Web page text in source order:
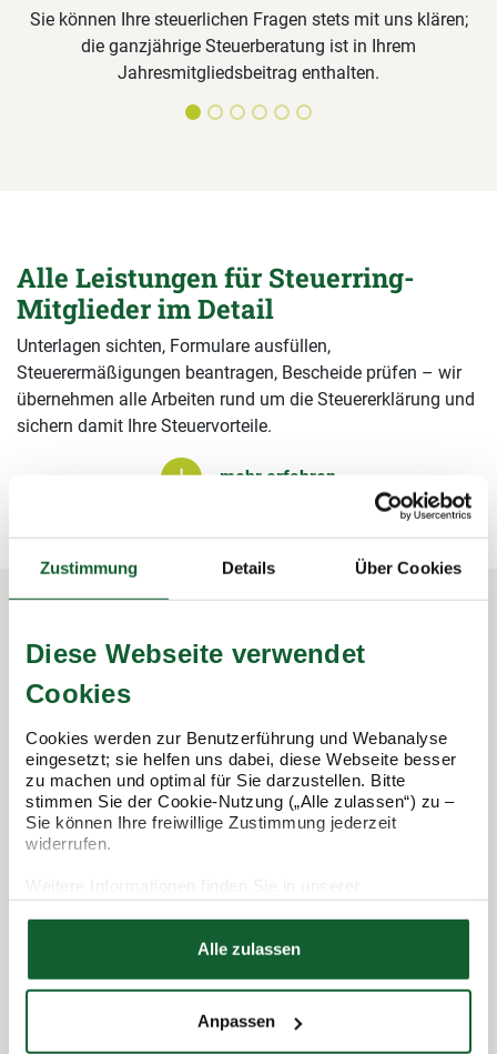
Zustimmung Details Über Cookies
Diese Webseite verwendet
Cookies
Cookies werden zur Benutzerführung und Webanalyse
eingesetzt; sie helfen uns dabei, diese Webseite besser
zu machen und optimal für Sie darzustellen. Bitte
stimmen Sie der Cookie-Nutzung („Alle zulassen“) zu –
Sie können Ihre freiwillige Zustimmung jederzeit
widerrufen.
Datenschutzerklärung
Hier finden Sie unser
Alle zulassen
Anpassen
Sie können Ihre steuerlichen Fragen stets mit uns klären;
die ganzjährige Steuerberatung ist in Ihrem
Jahresmitgliedsbeitrag enthalten.
Alle Leistungen für Steuerring-
Mitglieder im Detail
Unterlagen sichten, Formulare ausfüllen,
Steuerermäßigungen beantragen, Bescheide prüfen – wir
übernehmen alle Arbeiten rund um die Steuererklärung und
sichern damit Ihre Steuervorteile.
mehr erfahren
mehr erfahren
In 3 Schritten zur Steuererklärung.
So funktioniert's:
Termin vereinbaren